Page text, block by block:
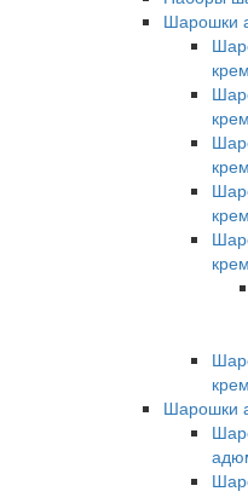
Шарошки
Шарошки